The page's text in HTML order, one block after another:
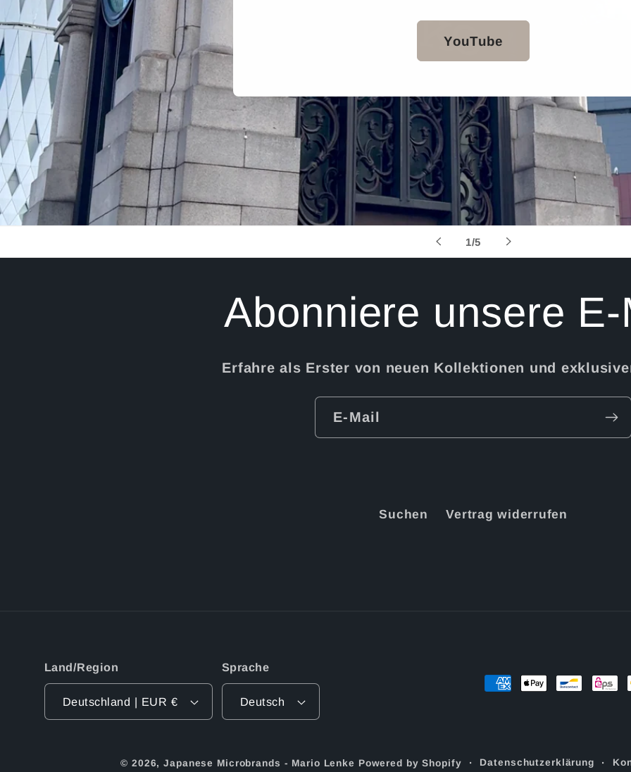
YouTube
1/von
5
Abonniere unsere
Erfahre als Erster von neuen Kollektionen und
E-Mail
Suchen Vertrag widerrufen
Land/Region
Deutschland | EUR €
Sprache
Deutsch
Zahlungsmethoden
© 2026,Japanese Microbrands - Mario Lenke Powered by Shopify Datenschutzerklärung